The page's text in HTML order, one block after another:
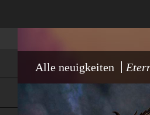
Alle neuigkeiten
NEW